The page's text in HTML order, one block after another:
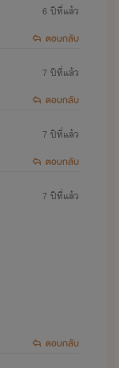
6 ปีที่แล้ว
ตอบกลับ
7 ปีที่แล้ว
ตอบกลับ
7 ปีที่แล้ว
ตอบกลับ
7 ปีที่แล้ว
ตอบกลับ